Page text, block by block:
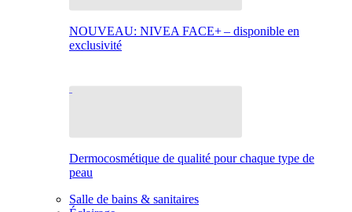
NOUVEAU: NIVEA FACE+ – disponible en
exclusivité
Dermocosmétique de qualité pour chaque type de
peau
Salle de bains & sanitaires